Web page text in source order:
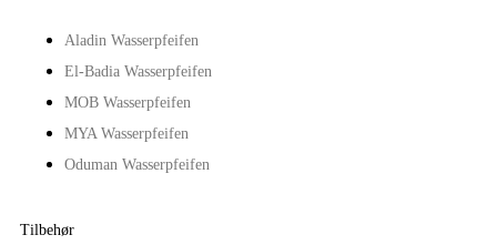
Aladin Wasserpfeifen
El-Badia Wasserpfeifen
MOB Wasserpfeifen
MYA Wasserpfeifen
Oduman Wasserpfeifen
Tilbehør